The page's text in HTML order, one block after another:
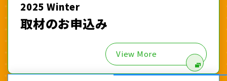
2025 Winter
取材のお申込み
View More